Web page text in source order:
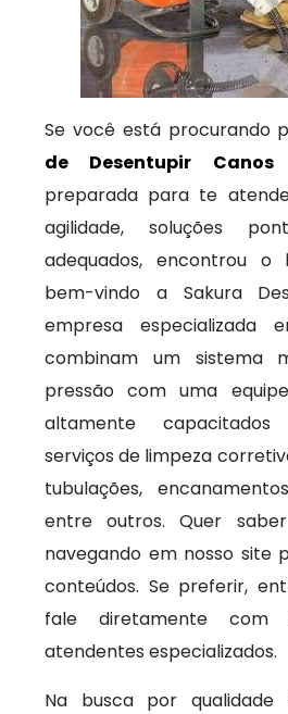
Se você está procurando
de Desentupir
preparada para te
agilidade, soluções
adequados, encontrou o
bem-vindo a Sakura
empresa especializada
combinam um sistema
pressão com uma
altamente
serviços de limpeza
tubulações,
entre outros. Quer
navegando em nosso site
conteúdos. Se preferir,
fale diretamente com
atendentes especializados.
Na busca por qualidade